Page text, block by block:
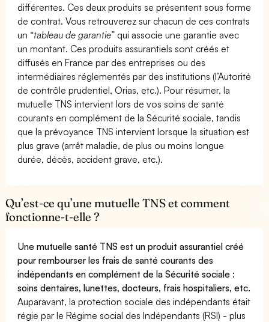
différentes. Ces deux produits se présentent sous forme
de contrat. Vous retrouverez sur chacun de ces contrats
un “tableau de garantie” qui associe une garantie avec
un montant. Ces produits assurantiels sont créés et
diffusés en France par des entreprises ou des
intermédiaires réglementés par des institutions (l’Autorité
de contrôle prudentiel, Orias, etc.). Pour résumer, la
mutuelle TNS intervient lors de vos soins de santé
courants en complément de la Sécurité sociale, tandis
que la prévoyance TNS intervient lorsque la situation est
plus grave (arrêt maladie, de plus ou moins longue
durée, décès, accident grave, etc.).
Qu’est-ce qu’une mutuelle TNS et comment
fonctionne-t-elle ?
Une mutuelle santé TNS est un produit assurantiel créé
pour rembourser les frais de santé courants des
indépendants en complément de la Sécurité sociale :
soins dentaires, lunettes, docteurs, frais hospitaliers, etc.
Auparavant, la protection sociale des indépendants était
régie par le Régime social des Indépendants (RSI) - plus